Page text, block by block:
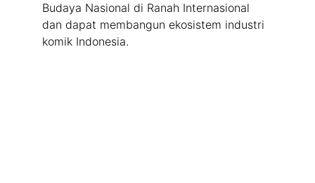
Budaya Nasional di Ranah Internasional
dan dapat membangun ekosistem industri
komik Indonesia.